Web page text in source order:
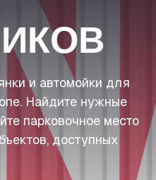
и автомойки для
Найдите нужные
парковочное место
доступных